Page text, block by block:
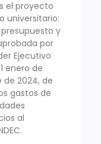
el proyecto
universitario:
y
por
Ejecutivo
enero de
de 2024, de
gastos de
al